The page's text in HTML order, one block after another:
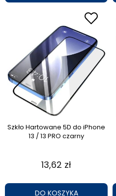
Szkło Hartowane 5D do iPhone
13 / 13 PRO czarny
13,62 zł
DO KOSZYKA